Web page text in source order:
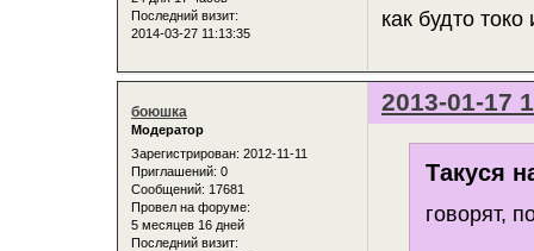
Последний визит:
2014-03-27 11:13:35
как будто
2013-01-17
боюшка
Модератор
Зарегистрирован: 2012-11-11
Приглашений: 0
Сообщений: 17681
Провел на форуме:
5 месяцев 16 дней
Последний визит:
Такуся
говорят,